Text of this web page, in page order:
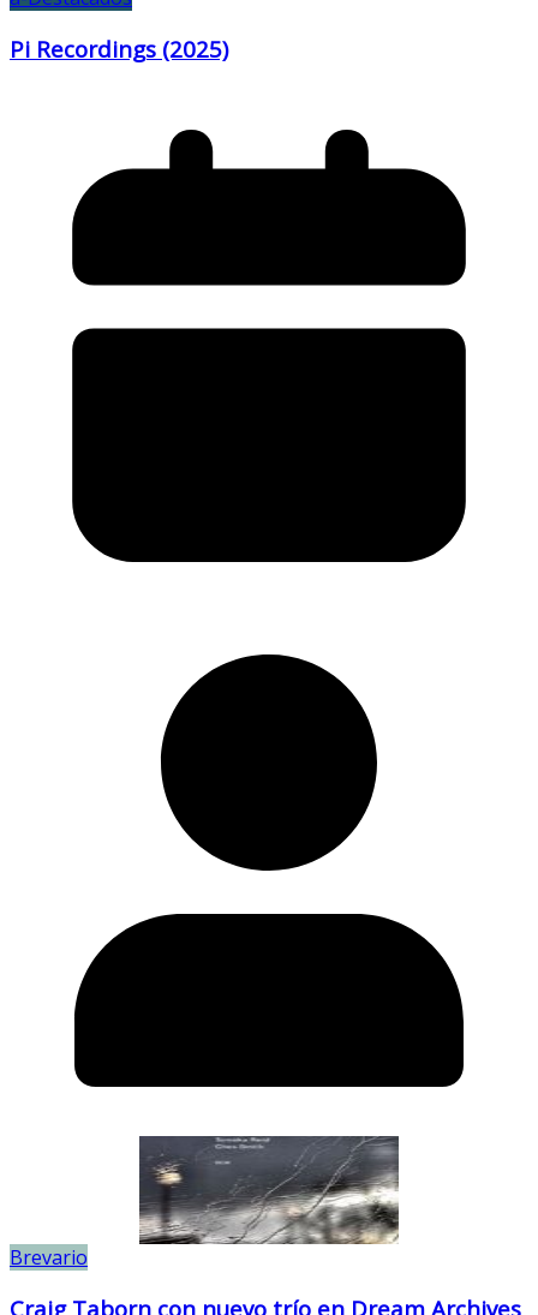
Pi Recordings (2025)
Brevario
Craig Taborn con nuevo trío en Dream Archives